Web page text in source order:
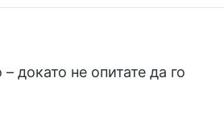
докато не опитате да го